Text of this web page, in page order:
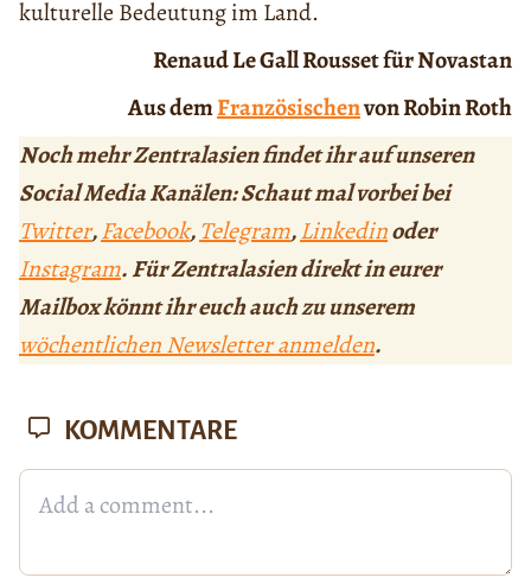
kulturelle Bedeutung im Land.
Renaud Le Gall Rousset für Novastan
Aus demFranzösischenvon Robin Roth
Noch mehr Zentralasien findet ihr auf unseren
Social Media Kanälen: Schaut mal vorbei bei
Twitter,Facebook,Telegram,Linkedinoder
Instagram. Für Zentralasien direkt in eurer
Mailbox könnt ihr euch auch zu unserem
wöchentlichen Newsletter anmelden.
KOMMENTARE